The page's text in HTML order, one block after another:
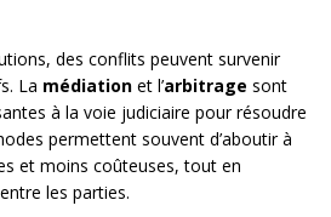
des conflits peuvent survenir
La médiation et l’arbitrage sont
à la voie judiciaire pour résoudre
permettent souvent d’aboutir à
et moins coûteuses, tout en
les parties.